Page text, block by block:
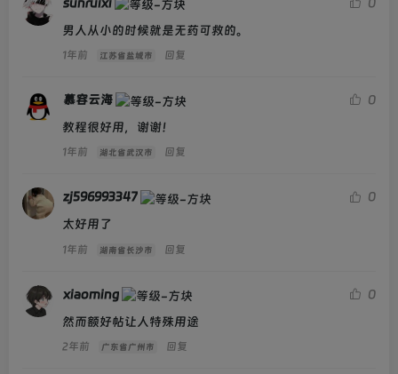
源码下载：
感谢您的来访，获取更多精彩文章请收藏本站。
男人从小的时候就是无药可救的。
1年前 江苏省盐城市 回复
慕容云海
0
教程很好用，谢谢！
1年前 湖北省武汉市 回复
zj596993347
0
太好用了
1年前 湖南省长沙市 回复
xiaoming
0
然而额好帖让人特殊用途
2年前 广东省广州市 回复